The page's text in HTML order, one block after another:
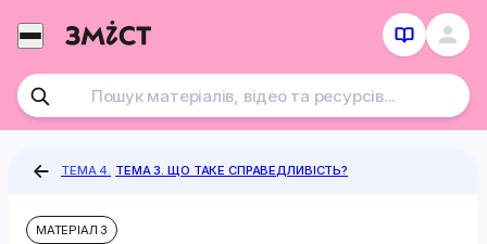
Перейти
до
ТЕМА 4. ТЕМА 3. ЩО ТАКЕ СПРАВЕДЛИВІСТЬ?
МАТЕРІАЛ 3